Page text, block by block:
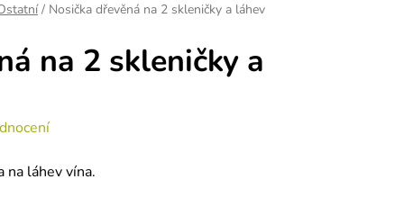
/ Nosička dřevěná na 2 skleničky a láhev
na 2 skleničky a
na láhev vína.